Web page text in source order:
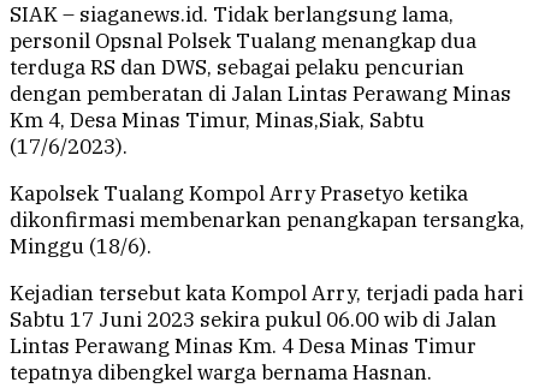
SIAK – siaganews.id. Tidak berlangsung lama,
personil Opsnal Polsek Tualang menangkap dua
terduga RS dan DWS, sebagai pelaku pencurian
dengan pemberatan di Jalan Lintas Perawang Minas
Km 4, Desa Minas Timur, Minas,Siak, Sabtu
(17/6/2023).
Kapolsek Tualang Kompol Arry Prasetyo ketika
dikonfirmasi membenarkan penangkapan tersangka,
Minggu (18/6).
Kejadian tersebut kata Kompol Arry, terjadi pada hari
Sabtu 17 Juni 2023 sekira pukul 06.00 wib di Jalan
Lintas Perawang Minas Km. 4 Desa Minas Timur
tepatnya dibengkel warga bernama Hasnan.